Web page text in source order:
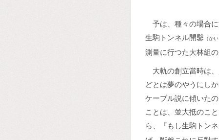
予は、種々の場合
生駒トンネル開鑿 （か
測量に行つた大林組
大軌の創立當時は
どとは夢のやうにし
ケーブル説に傾いた
ことは、並大抵のこ
ら、『もし生駒トン